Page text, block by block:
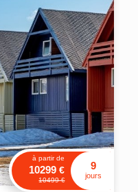
à partir de
10299€
10499€
9
jours